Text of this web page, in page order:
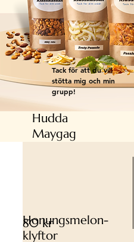
Tack för att du vill
stötta mig och min
grupp!
Hudda
Maygag
80 kr
Honungsmelon-
klyftor